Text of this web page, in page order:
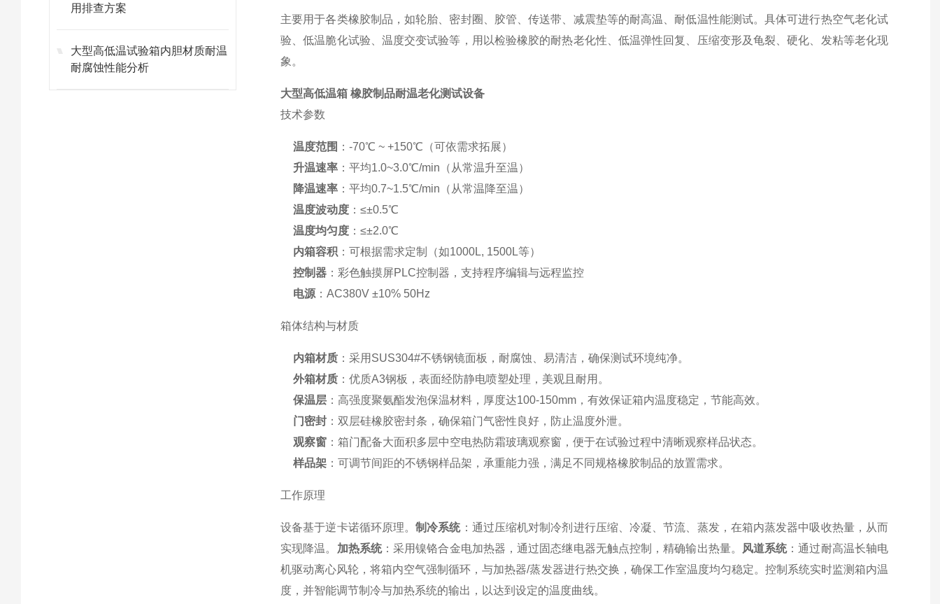
用排查方案
大型高低温试验箱内胆材质耐温
耐腐蚀性能分析
主要用于各类橡胶制品，如轮胎、密封圈、胶管、传送带、减震垫等的耐高温、耐低温性能测试。具体可进行热空气老化试
验、低温脆化试验、温度交变试验等，用以检验橡胶的耐热老化性、低温弹性回复、压缩变形及龟裂、硬化、发粘等老化现
象。
大型高低温箱 橡胶制品耐温老化测试设备
技术参数
温度范围 ：-70℃ ~ +150℃（可依需求拓展）
升温速率 ：平均1.0~3.0℃/min（从常温升至温）
降温速率 ：平均0.7~1.5℃/min（从常温降至温）
温度波动度 ：≤±0.5℃
温度均匀度 ：≤±2.0℃
内箱容积 ：可根据需求定制（如1000L, 1500L等）
控制器 ：彩色触摸屏PLC控制器，支持程序编辑与远程监控
电源 ：AC380V ±10% 50Hz
箱体结构与材质
内箱材质 ：采用SUS304#不锈钢镜面板，耐腐蚀、易清洁，确保测试环境纯净。
外箱材质 ：优质A3钢板，表面经防静电喷塑处理，美观且耐用。
保温层 ：高强度聚氨酯发泡保温材料，厚度达100-150mm，有效保证箱内温度稳定，节能高效。
门密封 ：双层硅橡胶密封条，确保箱门气密性良好，防止温度外泄。
观察窗 ：箱门配备大面积多层中空电热防霜玻璃观察窗，便于在试验过程中清晰观察样品状态。
样品架 ：可调节间距的不锈钢样品架，承重能力强，满足不同规格橡胶制品的放置需求。
工作原理
设备基于逆卡诺循环原理。制冷系统：通过压缩机对制冷剂进行压缩、冷凝、节流、蒸发，在箱内蒸发器中吸收热量，从而
实现降温。 加热系统：采用镍铬合金电加热器，通过固态继电器无触点控制，精确输出热量。 风道系统：通过耐高温长轴电
机驱动离心风轮，将箱内空气强制循环，与加热器/蒸发器进行热交换，确保工作室温度均匀稳定。控制系统实时监测箱内温
度，并智能调节制冷与加热系统的输出，以达到设定的温度曲线。